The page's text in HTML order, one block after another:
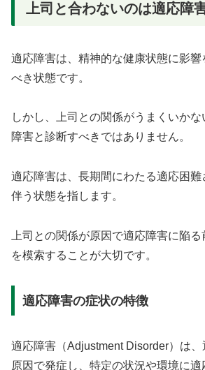
上司と合わないのは適応障
適応障害は、精神的な健康状態に影
べき状態です。
しかし、上司との関係がうまくいか
障害と診断すべきではありません。
適応障害は、長期間にわたる適応困
伴う状態を指します。
上司との関係が原因で適応障害に陥
を模索することが大切です。
適応障害の症状の特徴
適応障害（Adjustment Disorder）は
原因で発症し、特定の状況や環境に